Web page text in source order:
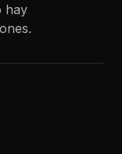
hay